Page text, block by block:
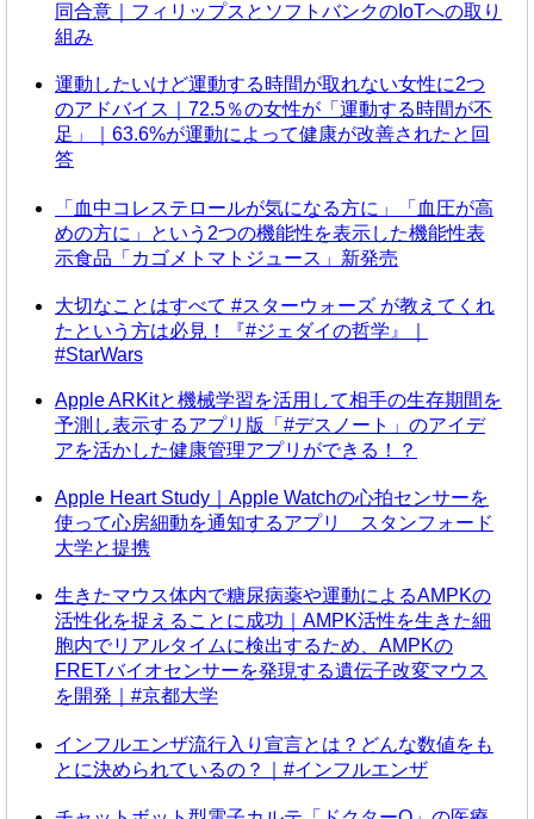
同合意｜フィリップスとソフトバンクのIoTへの取り
組み
運動したいけど運動する時間が取れない女性に2つ
のアドバイス｜72.5％の女性が「運動する時間が不
足」｜63.6%が運動によって健康が改善されたと回
答
「血中コレステロールが気になる方に」「血圧が高
めの方に」という2つの機能性を表示した機能性表
示食品「カゴメトマトジュース」新発売
大切なことはすべて #スターウォーズ が教えてくれ
たという方は必見！『#ジェダイの哲学』｜
#StarWars
Apple ARKitと機械学習を活用して相手の生存期間を
予測し表示するアプリ版「#デスノート」のアイデ
アを活かした健康管理アプリができる！？
Apple Heart Study｜Apple Watchの心拍センサーを
使って心房細動を通知するアプリ スタンフォード
大学と提携
生きたマウス体内で糖尿病薬や運動によるAMPKの
活性化を捉えることに成功｜AMPK活性を生きた細
胞内でリアルタイムに検出するため、AMPKの
FRETバイオセンサーを発現する遺伝子改変マウス
を開発｜#京都大学
インフルエンザ流行入り宣言とは？どんな数値をも
とに決められているの？｜#インフルエンザ